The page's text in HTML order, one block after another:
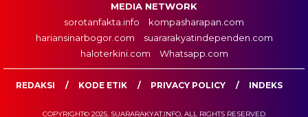
MEDIA NETWORK
sorotanfakta.info
kompasharapan.com
hariansinarbogor.com
suararakyatindependen.com
haloterkini.com
Whatsapp.com
REDAKSI KODE ETIK PRIVACY POLICY INDEKS
COPYRIGHT© 2025. SUARARAKYAT.INFO, ALL RIGHTS RESERVED